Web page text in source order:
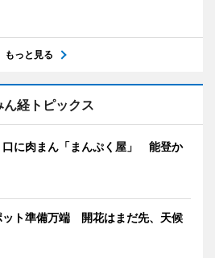
もっと見る
ん経トピックス
口に肉まん「まんぷく屋」 能登か
ット準備万端 開花はまだ先、天候